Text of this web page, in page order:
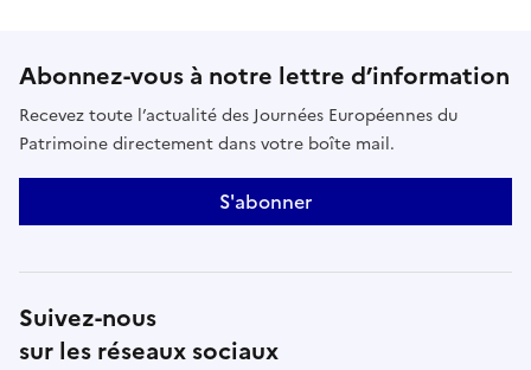
Abonnez-vous à notre lettre d’information
Recevez toute l’actualité des Journées Européennes du
Patrimoine directement dans votre boîte mail.
S'abonner
Suivez-nous
sur les réseaux sociaux